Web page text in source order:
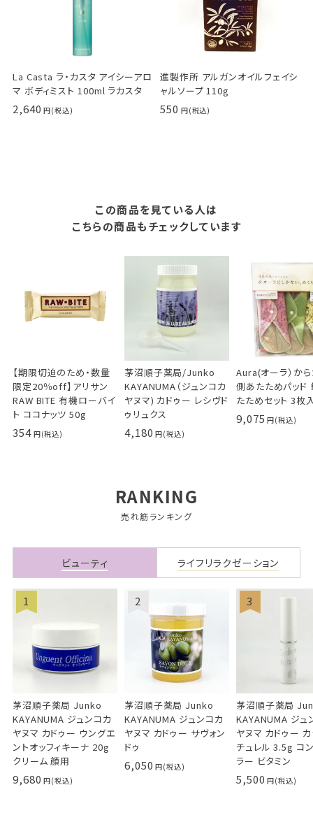
La Casta ラ・カスタ アイシーアロ
マ ボディミスト 100ml ラカスタ
2,640
進製作所 アルガンオイルフェイシ
ャルソープ 110g
550
この商品を見ている人は
こちらの商品もチェックしています
【期限切迫のため・数量
限定20％off】アリサン
RAW BITE 有機ローバイ
ト ココナッツ 50g
354
茅沼順子薬局/Junko
KAYANUMA（ジュンコカ
ヤヌマ) カドゥー レシヴド
ゥリュクス
4,180
Aura(オーラ）か
側あたためパッド
たためセット 3枚
9,075
RANKING
売れ筋ランキング
ビューティ ライフリラクゼーション
茅沼順子薬局 Junko
KAYANUMA ジュンコカ
ヤヌマ カドゥー ウングエ
ントオッフィキーナ 20g
クリーム 顔用
9,680
茅沼順子薬局 Junko
KAYANUMA ジュンコカ
ヤヌマ カドゥー サヴォン
ドゥ
6,050
茅沼順子薬局
KAYANUMA ジュ
ヤヌマ カドゥー
チュレル 3.5g コ
ラー ビタミン
5,500